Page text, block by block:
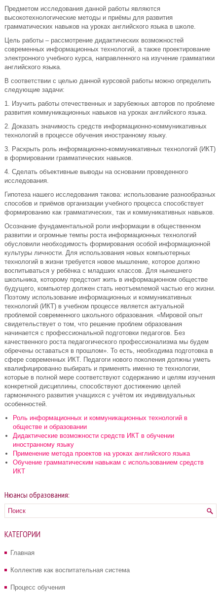
Предметом исследования данной работы являются
высокотехнологические методы и приёмы для развития
грамматических навыков на уроках английского языка в школе.
Цель работы – рассмотрение дидактических возможностей
современных информационных технологий, а также проектирование
электронного учебного курса, направленного на изучение грамматики
английского языка.
В соответствии с целью данной курсовой работы можно определить
следующие задачи:
1. Изучить работы отечественных и зарубежных авторов по проблеме
развития коммуникационных навыков на уроках английского языка.
2. Доказать значимость средств информационно-коммуникативных
технологий в процессе обучения иностранному языку.
3. Раскрыть роль информационно-коммуникативных технологий (ИКТ)
в формировании грамматических навыков.
4. Сделать объективные выводы на основании проведенного
исследования.
Гипотеза нашего исследования такова: использование разнообразных
способов и приёмов организации учебного процесса способствует
формированию как грамматических, так и коммуникативных навыков.
Осознание фундаментальной роли информации в общественном
развитии и огромные темпы роста информационных технологий
обусловили необходимость формирования особой информационной
культуры личности. Для использования новых компьютерных
технологий в жизни требуется новое мышление, которое должно
воспитываться у ребёнка с младших классов. Для нынешнего
школьника, которому предстоит жить в информационном обществе
будущего, компьютер должен стать неотъемлемой частью его жизни.
Поэтому использование информационных и коммуникативных
технологий (ИКТ) в учебном процессе является актуальной
проблемой современного школьного образования. «Мировой опыт
свидетельствует о том, что решение проблем образования
начинается с профессиональной подготовки педагогов. Без
качественного роста педагогического профессионализма мы будем
обречены оставаться в прошлом». То есть, необходима подготовка в
сфере современных ИКТ. Педагоги нового поколения должны уметь
квалифицированно выбирать и применять именно те технологии,
которые в полной мере соответствуют содержанию и целям изучения
конкретной дисциплины, способствуют достижению целей
гармоничного развития учащихся с учётом их индивидуальных
особенностей.
Роль информационных и коммуникационных технологий в
обществе и образовании
Дидактические возможности средств ИКТ в обучении
иностранному языку
Применение метода проектов на уроках английского языка
Обучение грамматическим навыкам с использованием средств
ИКТ
Нюансы образования:
КАТЕГОРИИ
Главная
Коллектив как воспитательная система
Процесс обучения